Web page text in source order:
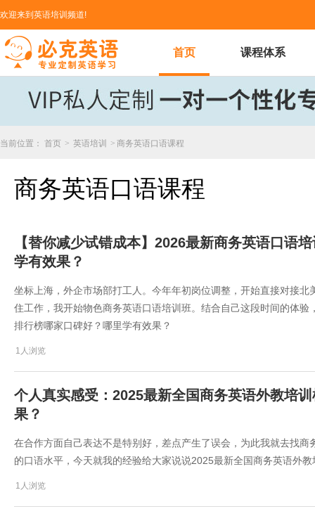
欢迎来到英语培训频道!
首页 课程体系
当前位置： 首页 > 英语培训 > 商务英语口语课程
商务英语口语课程
【替你减少试错成本】2026最新商务英语口语
学有效果？
坐标上海，外企市场部打工人。今年年初岗位调整，开始直接对接
住工作，我开始物色商务英语口语培训班。结合自己这段时间的体
排行榜哪家口碑好？哪里学有效果？
1人浏览
个人真实感受：2025最新全国商务英语外教培
果？
在合作方面自己表达不是特别好，差点产生了误会，为此我就去找
的口语水平，今天就我的经验给大家说说2025最新全国商务英语外
1人浏览